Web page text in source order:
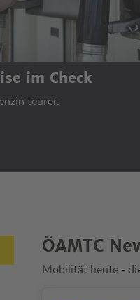
im Check
teurer.
Aktuell
ÖAMTC
Mobilität heute -